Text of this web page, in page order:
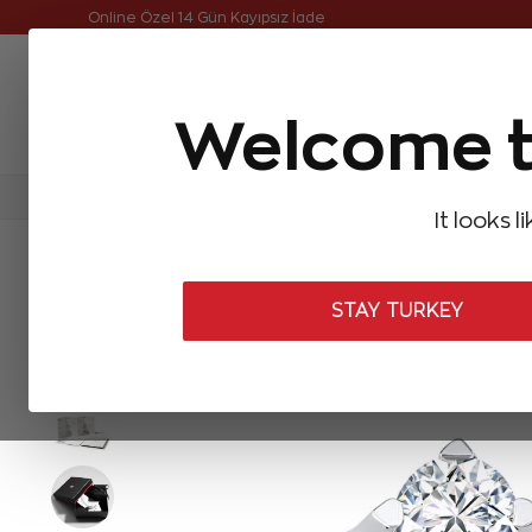
Welcome
It looks
STAY TURKEY
Online Özel Ücretsiz ve Sigortalı Teslimat
Aynı Gün Kargo Çok Satanlar